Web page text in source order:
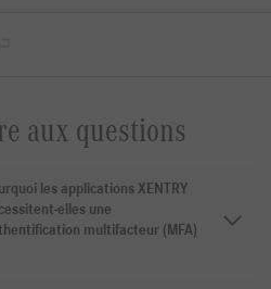
aux questions
les applications XENTRY
elles une
multifacteur (MFA)